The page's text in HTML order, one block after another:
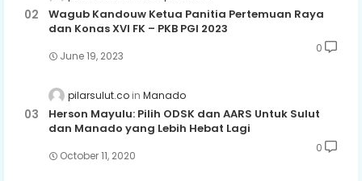
Wagub Kandouw Ketua Panitia Pertemuan Raya
dan Konas XVI FK – PKB PGI 2023
June 19, 2023
0
pilarsulut.co Manado
Herson Mayulu: Pilih ODSK dan AARS Untuk Sulut
dan Manado yang Lebih Hebat Lagi
October 11, 2020
0